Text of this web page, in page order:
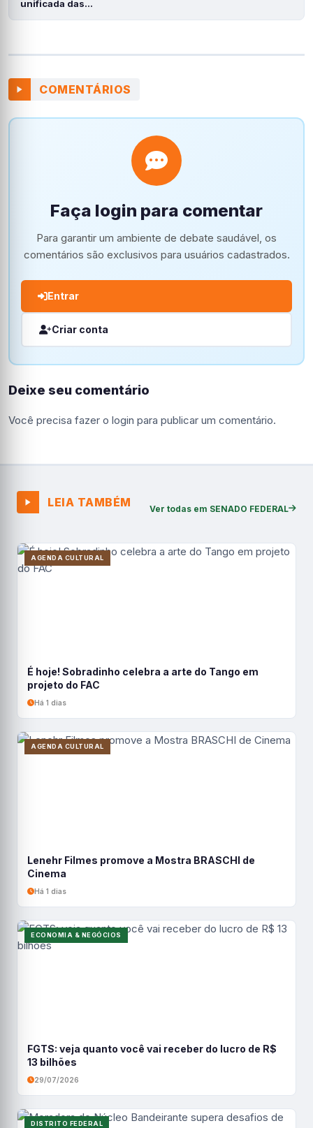
unificada das…
COMENTÁRIOS
Faça login para comentar
Para garantir um ambiente de debate saudável, os
comentários são exclusivos para usuários cadastrados.
Entrar
Criar conta
Deixe seu comentário
Você precisa fazer o login para publicar um comentário.
LEIA TAMBÉM Ver todas em SENADO FEDERAL
AGENDA CULTURAL
É hoje! Sobradinho celebra a arte do Tango em
projeto do FAC
Há 1 dias
AGENDA CULTURAL
Lenehr Filmes promove a Mostra BRASCHI de
Cinema
Há 1 dias
ECONOMIA & NEGÓCIOS
FGTS: veja quanto você vai receber do lucro de R$
13 bilhões
29/07/2026
DISTRITO FEDERAL